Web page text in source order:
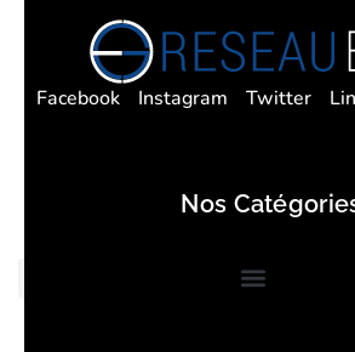
Facebook Instagram Twitter
Nos